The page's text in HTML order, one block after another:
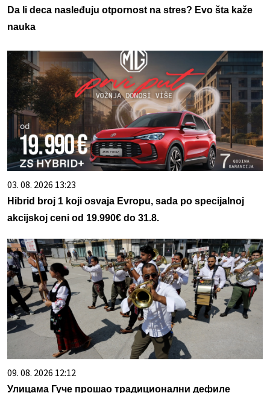
Da li deca nasleđuju otpornost na stres? Evo šta kaže
nauka
03. 08. 2026 13:23
Hibrid broj 1 koji osvaja Evropu, sada po specijalnoj
akcijskoj ceni od 19.990€ do 31.8.
09. 08. 2026 12:12
Улицама Гуче прошао традиционални дефиле